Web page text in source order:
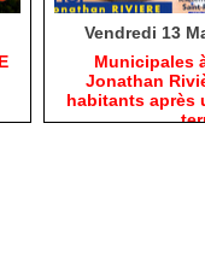
Vendredi 13
​Municipales
Jonathan
habitants après